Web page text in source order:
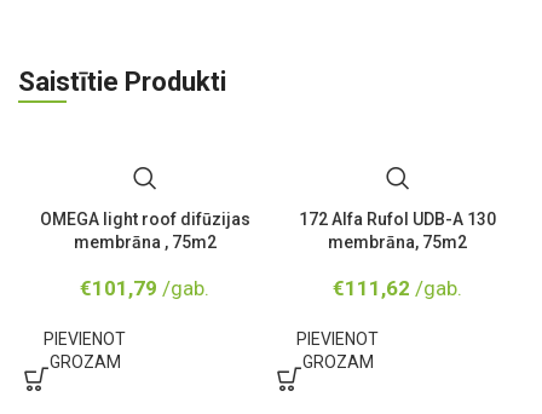
Saistītie Produkti
OMEGA light roof difūzijas
membrāna , 75m2
€101,79 /gab.
PIEVIENOT
GROZAM
172 Alfa Rufol UDB-A 130
membrāna, 75m2
€111,62 /gab.
PIEVIENOT
GROZAM